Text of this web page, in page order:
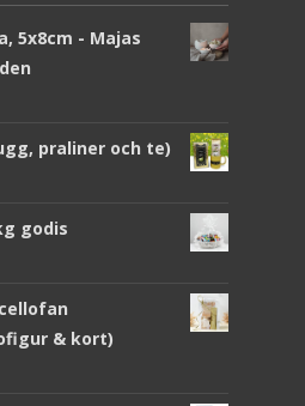
5x8cm - Majas
praliner och te)
godis
& kort)